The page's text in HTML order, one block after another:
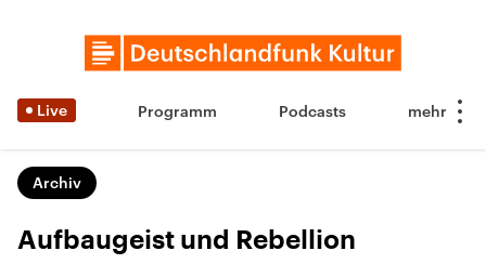
Live Programm Podcasts
Archiv
Aufbaugeist und Rebellion